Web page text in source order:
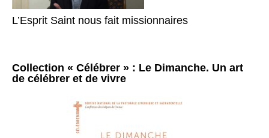
L’Esprit Saint nous fait missionnaires
Collection « Célébrer » : Le Dimanche. Un art
de célébrer et de vivre